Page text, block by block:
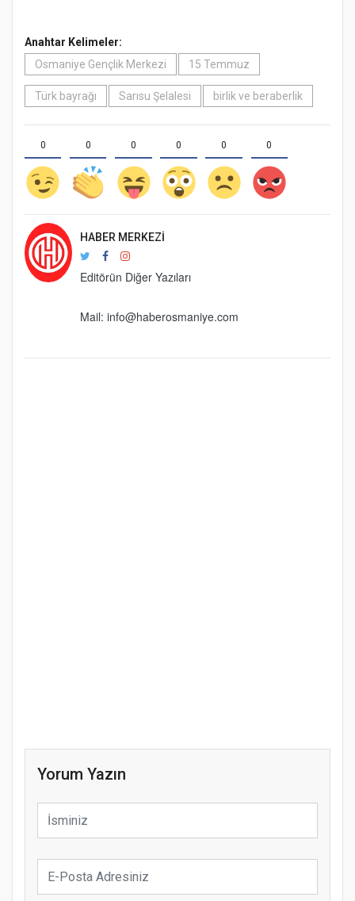
Anahtar Kelimeler:
Osmaniye Gençlik Merkezi
15 Temmuz
Türk bayrağı Sarısu Şelalesi birlik ve beraberlik
0 0 0 0 0 0
HABER MERKEZI
Editörün Diğer Yazıları
Mail: info@haberosmaniye.com
Yorum Yazın